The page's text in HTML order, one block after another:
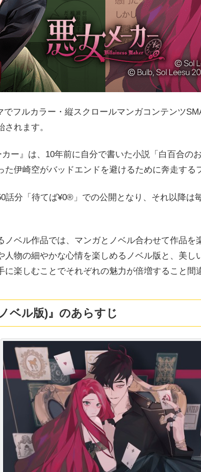
でフルカラー・縦スクロールマンガコンテンツ
されます。
ー』は、10年前に自分で書いた小説「白百合の
伊崎空がバッドエンドを避けるために奔走する
話分「待てば¥0®︎」での公開となり、それ以降は
ノベル作品では、マンガとノベル合わせて作品を
人物の細やかな心情を楽しめるノベル版と、美し
楽しむことでそれぞれの魅力が倍増すること間
ベル版)』のあらすじ